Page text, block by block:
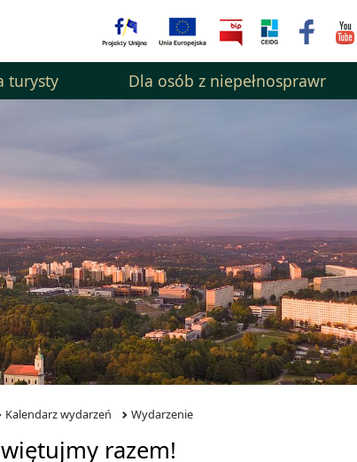
turysty Dla osób z niepełnosprawnością
Kalendarz wydarzeń Wydarzenie
razem!